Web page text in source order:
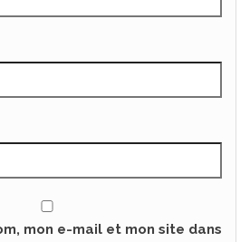
mon e-mail et mon site dans